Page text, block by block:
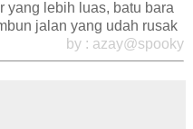
yang lebih luas, batu bara
jalan yang udah rusak
by : azay@spooky